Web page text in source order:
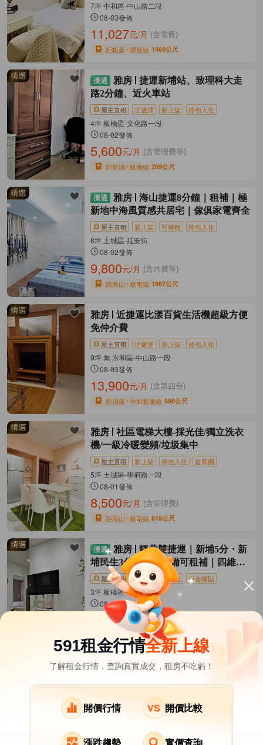
7坪 中和區-中山路二段
08-03發佈
11,027元/月 (含電費)
距板新 環狀線 1469公尺
雅房
捷運新埔站、致理科大走
路2分鐘、近火車站
屋主直租 近捷運 新上架 拎包入住
4坪 板橋區-文化路一段
08-02發佈
5,600元/月 (含管理費等)
距新埔 板南線 269公尺
雅房
海山捷運8分鐘｜租補｜極
新地中海風質感共居宅｜傢俱家電齊全
屋主直租 新上架 可報稅 拎包入住
8坪 土城區-延安街
08-02發佈
9,800元/月 (含水費等)
距海山 板南線 1967公尺
雅房
近捷運比漾百貨生活機超級方便
免仲介費
屋主直租 近捷運 新上架 拎包入住
9坪 無 永和區-中山路一段
08-03發佈
13,900元/月 (含第四台)
距頂溪 中和新蘆線 595公尺
雅房
社區電梯大樓-採光佳/獨立洗衣
機/一級冷暖變頻/垃圾集中
屋主直租 新上架 拎包入住 近商圈
5坪 土城區-學府路一段
08-01發佈
8,500元/月 (含管理費)
距海山 板南線 818公尺
雅房
靜巷雙捷運｜新埔5分・新
埔民生3分｜全新配備可租補｜四維雅
築屋主直租 近捷運 新上架 租金補貼
3坪 板橋區-四維路
08-01發佈
9,920元/月 (含網路等)
距新埔民生 環狀線 147公尺
其它租屋 熱門在租社區
土城區租屋
五股區租屋
591租金行情全新上線
了解租金行情，查詢真實成交，租房不吃虧！
開價行情 開價比較